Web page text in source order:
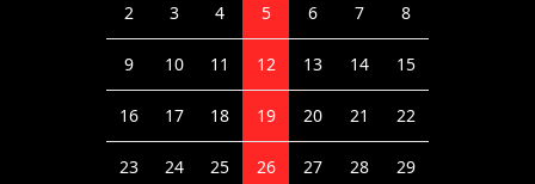
2 3 4 5 6 7 8
9 10 11 12 13 14 15
16 17 18 19 20 21 22
23 24 25 26 27 28 29